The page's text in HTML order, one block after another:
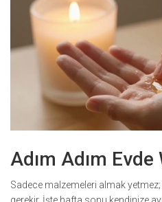
Adım Adım
Sadece malzemeleri almak